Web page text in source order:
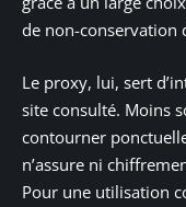
de non-conservation
Le proxy, lui, sert
site consulté. Moins
contourner
n’assure ni
Pour une utilisation